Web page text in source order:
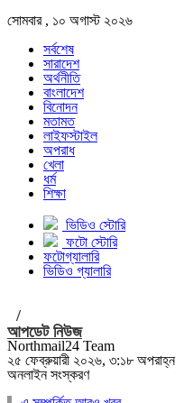
সোমবার , ১০ অগাস্ট ২০২৬
সর্বশেষ
সারাদেশ
অর্থনীতি
বাংলাদেশ
বিনোদন
মতামত
লাইফস্টাইল
অপরাধ
খেলা
ধর্ম
শিক্ষা
ভিডিও স্টোরি
ফটো স্টোরি
ফটোগ্যালারি
ভিডিও গ্যালারি
/
আপডেট নিউজ
Northmail24 Team
২৫ ফেব্রুয়ারী ২০২৬, ৩:১৮ অপরাহ্ন
অনলাইন সংস্করণ